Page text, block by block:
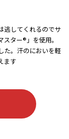
逃してくれるのでサ
ター®」を使用。
た。汗のにおいを軽
ます